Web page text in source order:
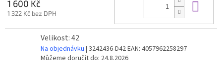
1 600 Kč
1 322 Kč bez DPH
Velikost: 42
Na objednávku | 3242436-D42EAN: 4057962258297
Můžeme doručit do: 24.8.2026